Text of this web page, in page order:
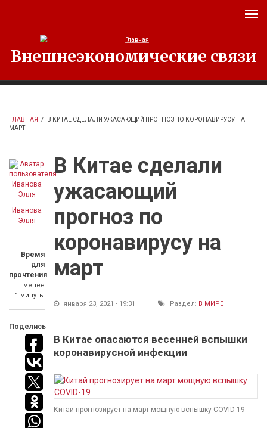
Внешнеэкономические связи
ГЛАВНАЯ /
В КИТАЕ СДЕЛАЛИ УЖАСАЮЩИЙ ПРОГНОЗ ПО КОРОНАВИРУСУ НА
МАРТ
Иванова
Элля
Время
для
прочтения
менее
1 минуты
Поделись
В Китае сделали
ужасающий
прогноз по
коронавирусу на
март
января 23, 2021 - 19:31 Раздел: В МИРЕ
В Китае опасаются весенней вспышки
коронавирусной инфекции
Китай прогнозирует на март мощную вспышку COVID-19